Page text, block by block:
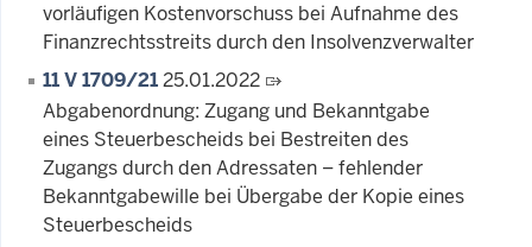
vorläufigen Kostenvorschuss bei Aufnahme des
Finanzrechtsstreits durch den Insolvenzverwalter
11 V 1709/2125.01.2022
Abgabenordnung: Zugang und Bekanntgabe
eines Steuerbescheids bei Bestreiten des
Zugangs durch den Adressaten – fehlender
Bekanntgabewille bei Übergabe der Kopie eines
Steuerbescheids